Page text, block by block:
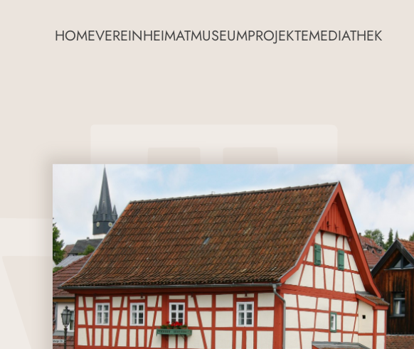
HOMEVEREINHEIMATMUSEUMPROJEKTEMEDIATHEK